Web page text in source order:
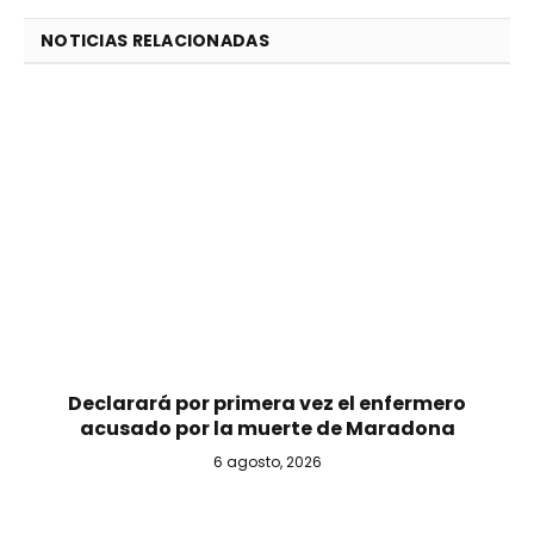
NOTICIAS RELACIONADAS
Declarará por primera vez el enfermero
acusado por la muerte de Maradona
6 agosto, 2026